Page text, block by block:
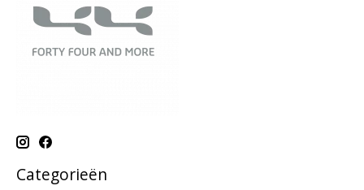
Categorieën